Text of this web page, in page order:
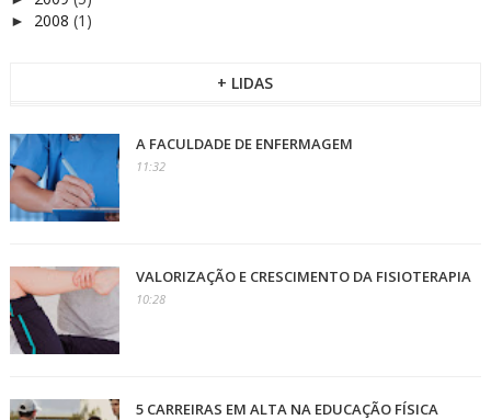
► 2008 (1)
+ LIDAS
A FACULDADE DE ENFERMAGEM
11:32
VALORIZAÇÃO E CRESCIMENTO DA FISIOTERAPIA
10:28
5 CARREIRAS EM ALTA NA EDUCAÇÃO FÍSICA